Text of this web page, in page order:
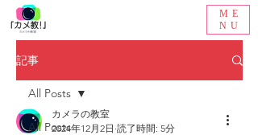
ME
NU
記事
All Posts
All Posts
カメラの教室
2024年12月2日 読了時間: 5分